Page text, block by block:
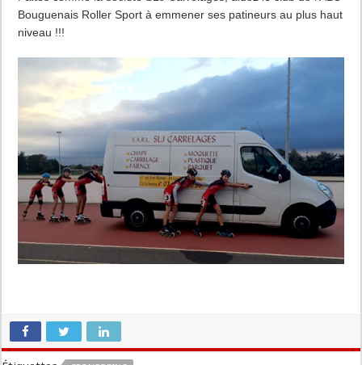
l’ALC
Bouguenais Roller Sport à emmener ses patineurs au plus haut
niveau !!!